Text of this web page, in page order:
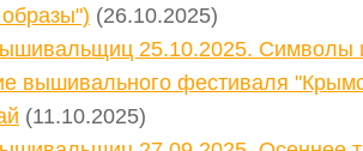
(26.10.2025)
25.10.2025. Символы
вышивального фестиваля
(11.10.2025)